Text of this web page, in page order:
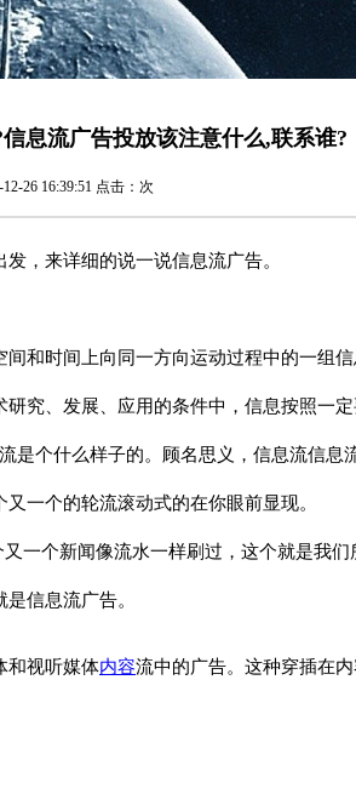
息流广告投放该注意什么,联系谁?
26 16:39:51 点击： 次
，来详细的说一说信息流广告。
和时间上向同一方向运动过程中的一组
究、发展、应用的条件中，信息按照一定
个什么样子的。顾名思义，信息流信
一个的轮流滚动式的在你眼前显现。
一个新闻像流水一样刷过，这个就是我们
信息流广告。
和视听媒体内容流中的广告。这种穿插在